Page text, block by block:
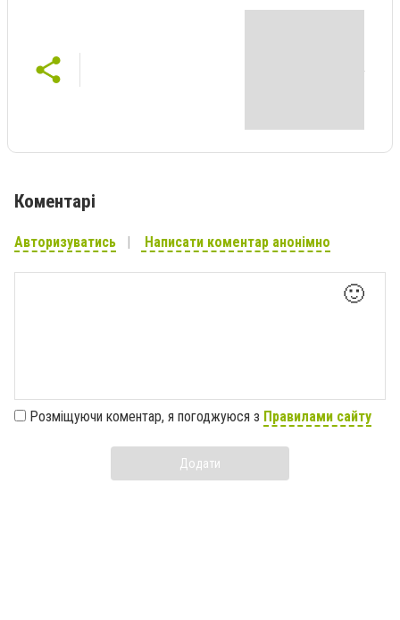
Коментарі
Авторизуватись Написати коментар анонімно
🙂
Розміщуючи коментар, я погоджуюся з Правилами сайту
Додати